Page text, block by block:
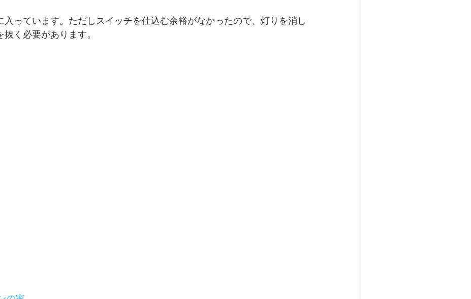
入っています。ただしスイッチを仕込む余裕がなかったので、灯りを消し
く必要があります。